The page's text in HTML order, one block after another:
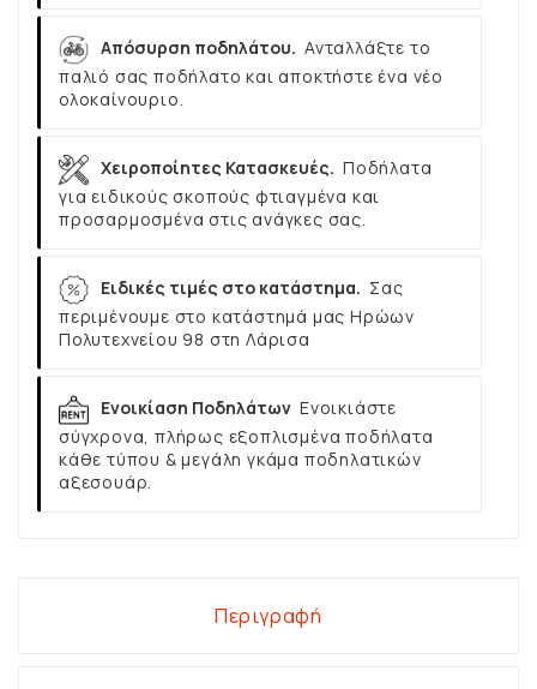
Απόσυρση ποδηλάτου. Ανταλλάξτε το
παλιό σας ποδήλατο και αποκτήστε ένα νέο
ολοκαίνουριο.
Χειροποίητες Κατασκευές. Ποδήλατα
για ειδικούς σκοπούς φτιαγμένα και
προσαρμοσμένα στις ανάγκες σας.
Ειδικές τιμές στο κατάστημα. Σας
περιμένουμε στο κατάστημά μας Ηρώων
Πολυτεχνείου 98 στη Λάρισα
Ενοικίαση Ποδηλάτων Ενοικιάστε
σύγχρονα, πλήρως εξοπλισμένα ποδήλατα
κάθε τύπου & μεγάλη γκάμα ποδηλατικών
αξεσουάρ.
Περιγραφή